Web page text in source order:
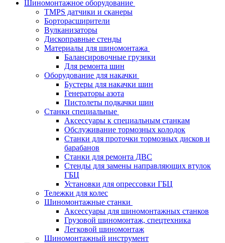
Шиномонтажное оборудование
TMPS датчики и сканеры
Борторасширители
Вулканизаторы
Дископравные стенды
Материалы для шиномонтажа
Балансировочные грузики
Для ремонта шин
Оборудование для накачки
Бустеры для накачки шин
Генераторы азота
Пистолеты подкачки шин
Станки специальные
Аксессуары к специальным станкам
Обслуживание тормозных колодок
Станки для проточки тормозных дисков и
барабанов
Станки для ремонта ДВС
Стенды для замены направляющих втулок
ГБЦ
Установки для опрессовки ГБЦ
Тележки для колес
Шиномонтажные станки
Аксессуары для шиномонтажных станков
Грузовой шиномонтаж, спецтехника
Легковой шиномонтаж
Шиномонтажный инструмент